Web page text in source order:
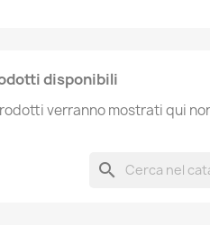
disponibili
verranno mostrati qui
search